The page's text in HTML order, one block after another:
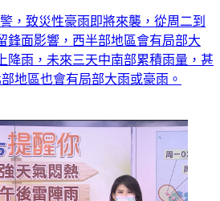
，致災性豪雨即將來襲，從周二到
鋒面影響，西半部地區會有局部大
降雨，未來三天中南部累積雨量，甚
地區也會有局部大雨或豪雨。